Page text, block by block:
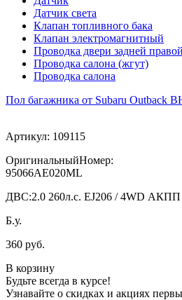
Датчик света
Клапан топливного бака
Клапан электромагнитный
Проводка двери задней правой
Проводка салона (жгут)
Проводка салона
Пол багажника от Subaru Outback
Артикул: 109115
ОригинальныйНомер:
95066AE020ML
ДВС:2.0 260л.с. EJ206 / 4WD АКПП
Б.у.
360 руб.
В корзину
Будьте всегда в курсе!
Узнавайте о скидках и акциях